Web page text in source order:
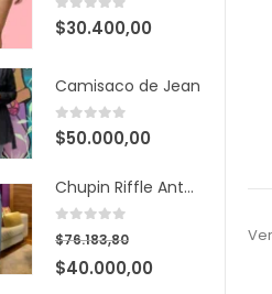
0out of 5
$30.400,00
Camisaco de Jean
0out of 5
$50.000,00
Chupin Riffle Antonella
0
$76.183,80
El
$40.000,00